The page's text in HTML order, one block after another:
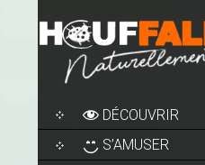
SKIP
TO
CONTENT
DÉCOUVRIR
S’AMUSER